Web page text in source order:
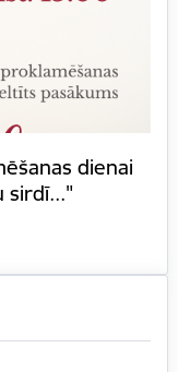
dienai
sirdī..."